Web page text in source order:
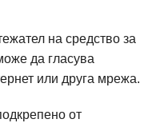
на средство за
да гласува
или друга мрежа.
от